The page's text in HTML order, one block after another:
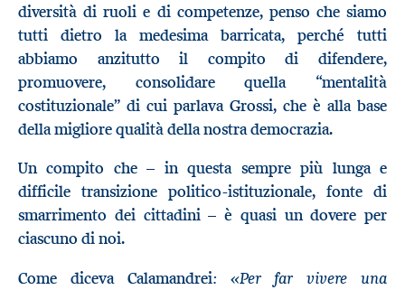
diversità di ruoli e di competenze, penso che siamo
tutti dietro la medesima barricata, perché tutti
abbiamo anzitutto il compito di difendere,
promuovere, consolidare quella “mentalità
costituzionale” di cui parlava Grossi, che è alla base
della migliore qualità della nostra democrazia.
Un compito che– in questa sempre più lunga e
difficile transizione politico-istituzionale, fonte di
smarrimento dei cittadini – è quasi un dovere per
ciascuno di noi.
Come diceva Calamandrei: «Per far vivere una